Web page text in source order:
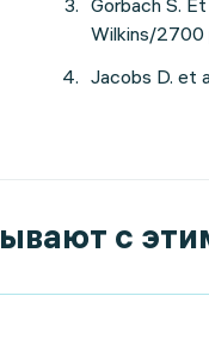
Gorbach S.
Wilkins/2700
Jacobs D. et
с